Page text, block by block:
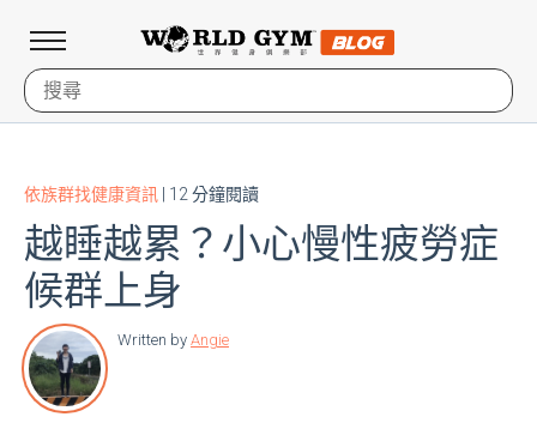
依族群找健康資訊 | 12 分鐘閱讀
越睡越累？小心慢性疲勞症
候群上身
Written by Angie